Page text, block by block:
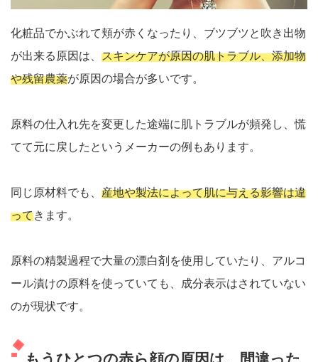
化粧品でかぶれて頬が赤くなったり、ブツブツと吹き出物
が出来る原因は、 スキンケアが原因の肌トラブル、添加物
や残留農薬が原因の場合が多いです。
原料の仕入れ先を変更した途端に肌トラブルが頻発し、慌
てて元に戻したというメーカーの例もあります。
同じ原材料でも、 産地や製法によって肌に与える影響は違
ってきます。
原料の精製過程で大量の漂白剤を使用していたり、アルコ
ール漬けの原料を使っていても、成分表示はされていない
のが現状です。